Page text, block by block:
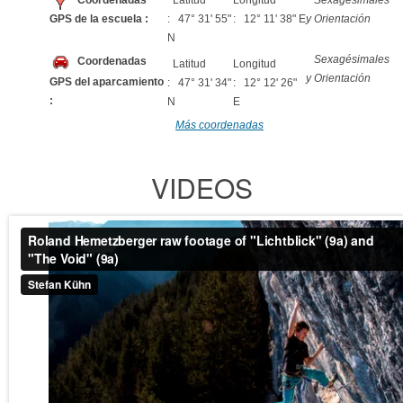
GPS de la escuela :
: 47° 31' 55"
N
: 12° 11' 38" Ey Orientación
Coordenadas
GPS del aparcamiento
:
Latitud
: 47° 31' 34"
N
Longitud
: 12° 12' 26"
E
Sexagésimales
y Orientación
Más coordenadas
VIDEOS